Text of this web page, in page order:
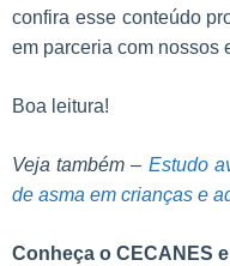
confira esse conteúdo
em parceria com nossos
Boa leitura!
Veja também – Estudo
de asma em crianças e
Conheça o CECANES